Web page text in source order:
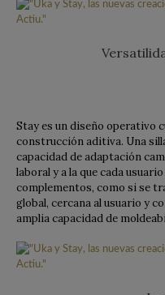
Stay es un diseño operativo
construcción aditiva. Una
capacidad de adaptación
laboral y a la que cada
complementos, como si se
global, cercana al usuario y
amplia capacidad de